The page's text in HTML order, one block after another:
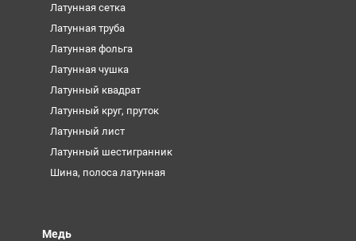
Латунная сетка
Латунная труба
Латунная фольга
Латунная чушка
Латунный квадрат
Латунный круг, пруток
Латунный лист
Латунный шестигранник
Шина, полоса латунная
Медь